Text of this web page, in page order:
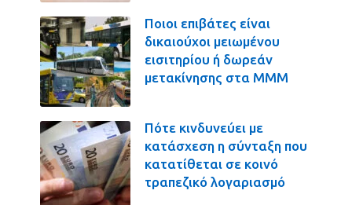
Ποιοι επιβάτες είναι
δικαιούχοι μειωμένου
εισιτηρίου ή δωρεάν
μετακίνησης στα ΜΜΜ
Πότε κινδυνεύει με
κατάσχεση η σύνταξη που
κατατίθεται σε κοινό
τραπεζικό λογαριασμό